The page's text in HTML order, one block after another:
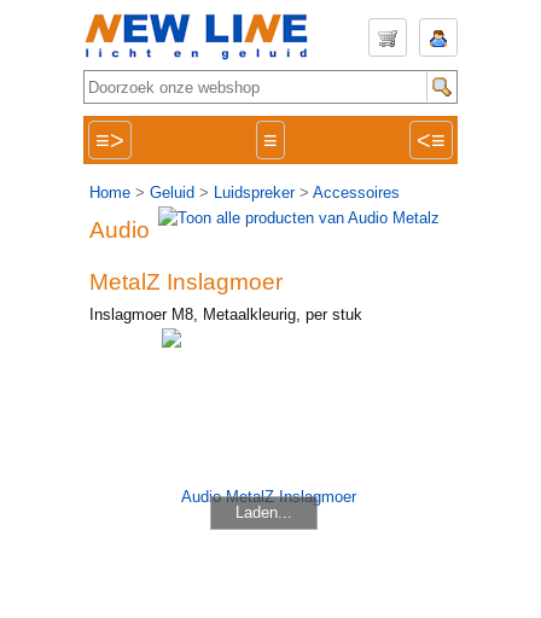
≡> ≡ <≡
Home > Geluid > Luidspreker> Accessoires
Audio
MetalZ Inslagmoer
Inslagmoer M8, Metaalkleurig, per stuk
Laden...